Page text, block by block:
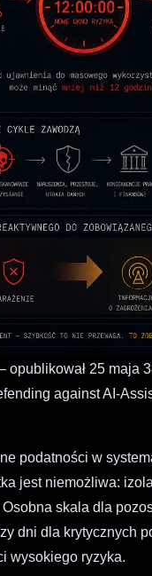
25 maja
against AI-
podatności w
jest niemożliwa:
skala dla
dni dla krytycznych
wysokiego ryzyka.